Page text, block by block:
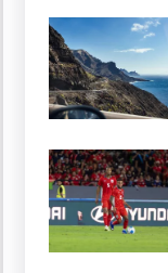
Muere
a
los
82
años
Mary
la
abuela
de
Ned
en
Spider-